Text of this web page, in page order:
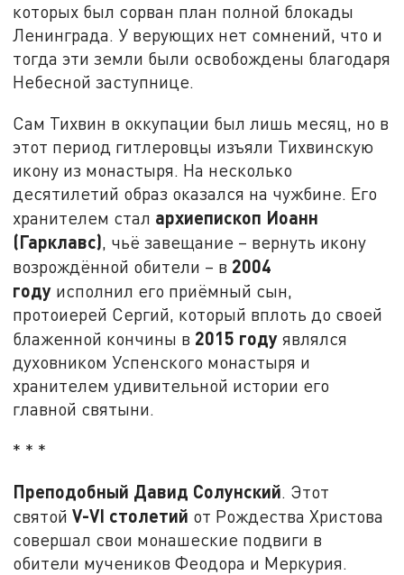
которых был сорван план полной блокады
Ленинграда. У верующих нет сомнений, что и
тогда эти земли были освобождены благодаря
Небесной заступнице.
Сам Тихвин в оккупации был лишь месяц, но в
этот период гитлеровцы изъяли Тихвинскую
икону из монастыря. На несколько
десятилетий образ оказался на чужбине. Его
хранителем стал архиепископ Иоанн
(Гарклавс), чьё завещание – вернуть икону
возрождённой обители – в 2004
году исполнил его приёмный сын,
протоиерей Сергий, который вплоть до своей
блаженной кончины в 2015 году являлся
духовником Успенского монастыря и
хранителем удивительной истории его
главной святыни.
* * *
Преподобный Давид Солунский. Этот
святойV-VI столетий от Рождества Христова
совершал свои монашеские подвиги в
обители мучеников Феодора и Меркурия.